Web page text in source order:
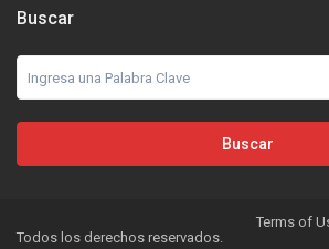
Buscar
Buscar
Todos los derechos reservados.
Terms of